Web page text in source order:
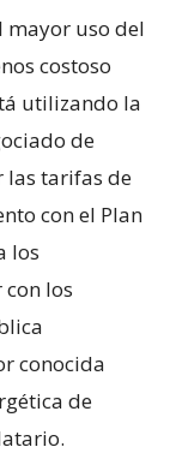
mayor uso del
costoso
utilizando la
de
las tarifas de
con el Plan
los
con los
conocida
de